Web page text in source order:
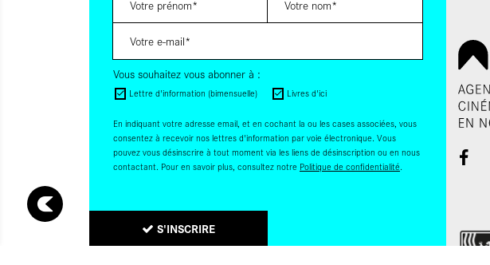
Vous souhaitez vous abonner à :
Lettre d'information (bimensuelle) Livres d'ici
En indiquant votre adresse email, et en cochant la ou les cases associées, vous
consentez à recevoir nos lettres d'information par voie électronique. Vous
pouvez vous désinscrire à tout moment via les liens de désinscription ou en nous
contactant. Pour en savoir plus, consultez notre Politique de confidentialité.
S'INSCRIRE